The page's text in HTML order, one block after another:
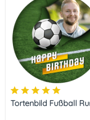
Tortenbild Fußball